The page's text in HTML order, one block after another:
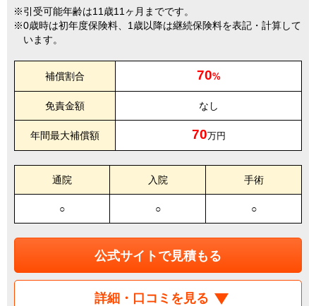
引受可能年齢は11歳11ヶ月までです。
0歳時は初年度保険料、1歳以降は継続保険料を表記・計算して
います。
補償割合 70%
免責金額 なし
年間最大補償額 70万円
通院 入院 手術
○ ○ ○
公式サイトで見積もる
詳細・口コミを見る